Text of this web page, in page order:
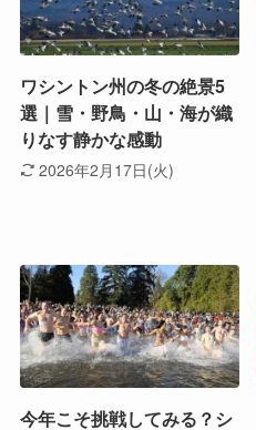
ワシントン州の冬の絶景5
選｜雪・野鳥・山・海が織
りなす静かな感動
2026年2月17日(火)
今年こそ挑戦してみる？シ